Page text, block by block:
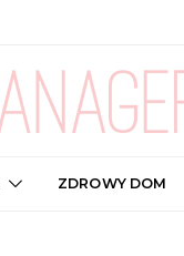
ZDROWY DOM